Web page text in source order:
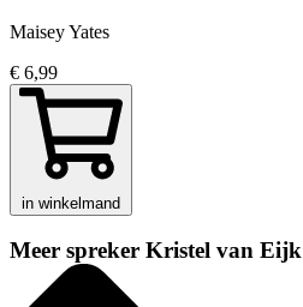
Maisey Yates
€ 6,99
in winkelmand
Meer spreker Kristel van Eijk